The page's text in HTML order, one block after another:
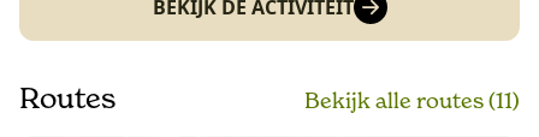
BEKIJK DE ACTIVITEIT
Routes Bekijk alle routes (11)